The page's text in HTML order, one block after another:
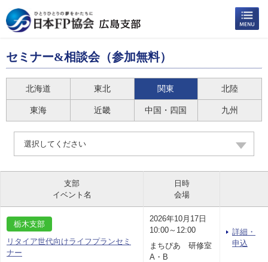
セミナー&相談会（参加無料）
北海道 東北 関東 北陸
東海 近畿 中国・四国 九州
選択してください
支部
イベント名
日時
会場
栃木支部
リタイア世代向けライフプランセミ
ナー
2026年10月17日
10:00～12:00
まちぴあ 研修室
A・B
詳細・
申込